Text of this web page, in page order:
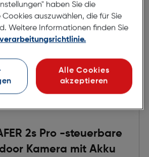
2s Pro -steuerbare
Kamera mit Akku
haben Sie die
auszuwählen, die für Sie
Weitere Informationen finden Sie
Alle Cookies
akzeptieren